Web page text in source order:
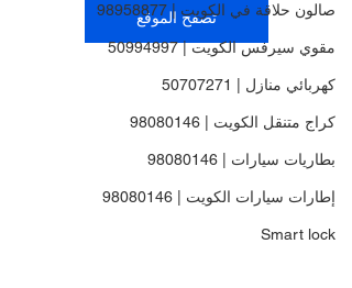
صالون حلاقة في الكويت | 98958877
مقوي سيرفس الكويت | 50994997
كهربائي منازل | 50707271
كراج متنقل الكويت | 98080146
بطاريات سيارات | 98080146
إطارات سيارات الكويت | 98080146
Smart lock
تصفح الموقع